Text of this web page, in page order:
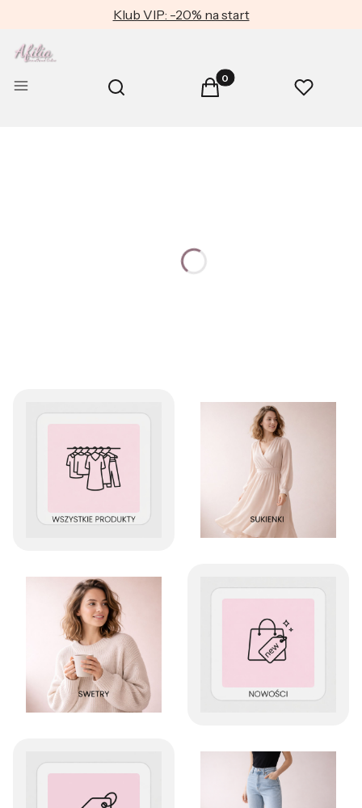
Klub VIP: -20% na start
Menu Otwórz wyszukiwarkę
Szukaj Produkty w koszyku: 0.
Koszyk Ulubione